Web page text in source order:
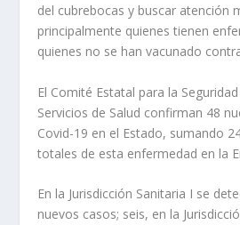
del cubrebocas y buscar atención
principalmente quienes tienen
quienes no se han vacunado
El Comité Estatal para la
Servicios de Salud confirman 48
Covid-19 en el Estado, sumando
totales de esta enfermedad en la
En la Jurisdicción Sanitaria I se
nuevos casos; seis, en la